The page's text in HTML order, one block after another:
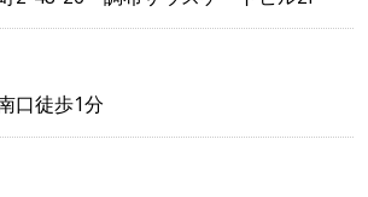
口徒歩1分